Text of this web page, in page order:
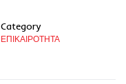
Category
ΕΠΙΚΑΙΡΟΤΗΤΑ